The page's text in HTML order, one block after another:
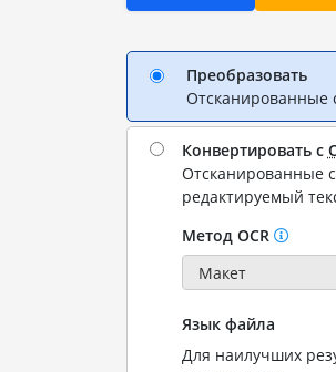
Преобразовать
Отсканированные
Конвертировать с
Отсканированные
редактируемый
Метод OCR
Язык файла
Для наилучших